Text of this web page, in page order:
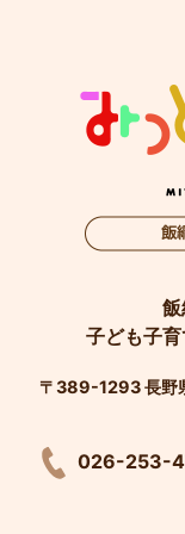
子ども子
〒389-1293 長野
026-253-